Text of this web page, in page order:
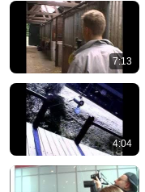
7:13
4:04